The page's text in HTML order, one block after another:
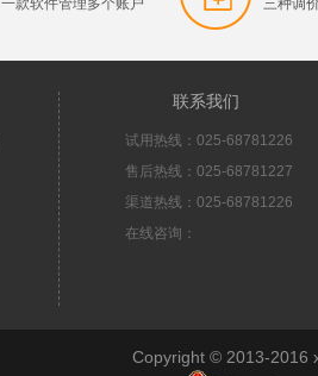
一款软件管理多个账户 三种调
联系我们
试用热线：025-68781226
售后热线：025-68781227
渠道热线：025-68781226
在线咨询：
Copyright © 2013-2016